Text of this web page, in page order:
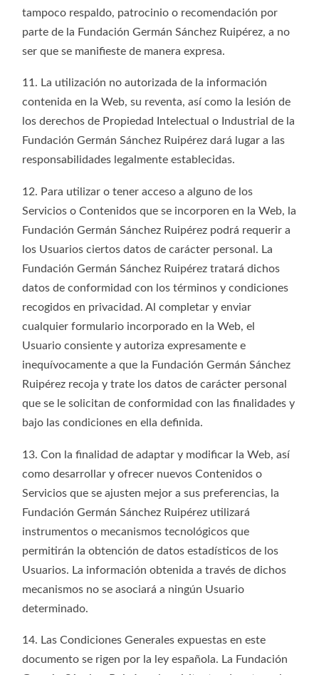
tampoco respaldo, patrocinio o recomendación por
parte de la Fundación Germán Sánchez Ruipérez, a no
ser que se manifieste de manera expresa.
11. La utilización no autorizada de la información
contenida en la Web, su reventa, así como la lesión de
los derechos de Propiedad Intelectual o Industrial de la
Fundación Germán Sánchez Ruipérez dará lugar a las
responsabilidades legalmente establecidas.
12. Para utilizar o tener acceso a alguno de los
Servicios o Contenidos que se incorporen en la Web, la
Fundación Germán Sánchez Ruipérez podrá requerir a
los Usuarios ciertos datos de carácter personal. La
Fundación Germán Sánchez Ruipérez tratará dichos
datos de conformidad con los términos y condiciones
recogidos en privacidad. Al completar y enviar
cualquier formulario incorporado en la Web, el
Usuario consiente y autoriza expresamente e
inequívocamente a que la Fundación Germán Sánchez
Ruipérez recoja y trate los datos de carácter personal
que se le solicitan de conformidad con las finalidades y
bajo las condiciones en ella definida.
13. Con la finalidad de adaptar y modificar la Web, así
como desarrollar y ofrecer nuevos Contenidos o
Servicios que se ajusten mejor a sus preferencias, la
Fundación Germán Sánchez Ruipérez utilizará
instrumentos o mecanismos tecnológicos que
permitirán la obtención de datos estadísticos de los
Usuarios. La información obtenida a través de dichos
mecanismos no se asociará a ningún Usuario
determinado.
14. Las Condiciones Generales expuestas en este
documento se rigen por la ley española. La Fundación